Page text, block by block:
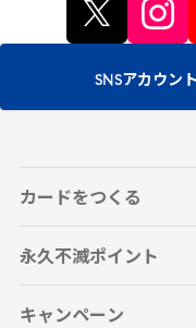
SNSアカウン
カードをつくる
永久不滅ポイント
キャンペーン